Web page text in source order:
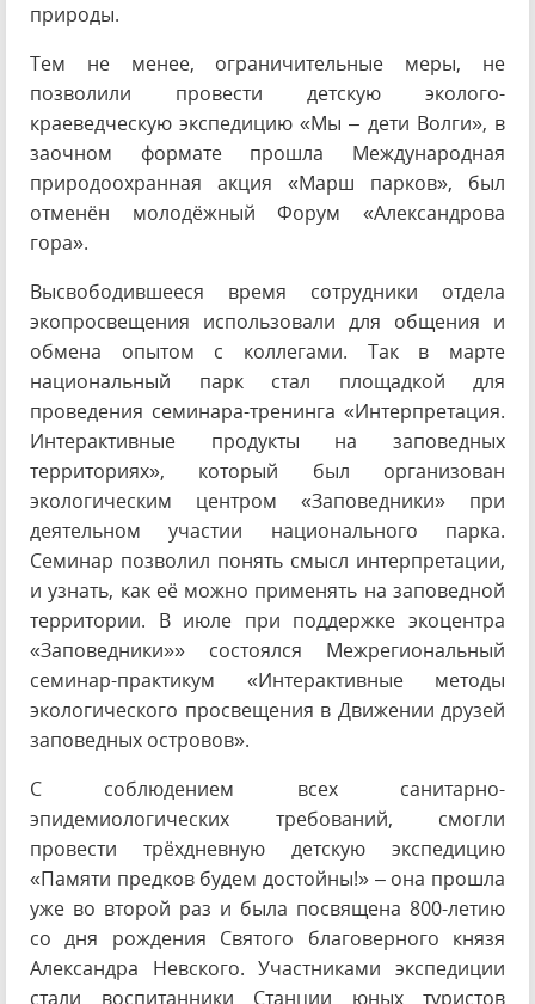
природы.
Тем не менее, ограничительные меры, не
позволили провести детскую эколого-
краеведческую экспедицию «Мы – дети Волги», в
заочном формате прошла Международная
природоохранная акция «Марш парков», был
отменён молодёжный Форум «Александрова
гора».
Высвободившееся время сотрудники отдела
экопросвещения использовали для общения и
обмена опытом с коллегами. Так в марте
национальный парк стал площадкой для
проведения семинара-тренинга «Интерпретация.
Интерактивные продукты на заповедных
территориях», который был организован
экологическим центром «Заповедники» при
деятельном участии национального парка.
Семинар позволил понять смысл интерпретации,
и узнать, как её можно применять на заповедной
территории. В июле при поддержке экоцентра
«Заповедники»» состоялся Межрегиональный
семинар-практикум «Интерактивные методы
экологического просвещения в Движении друзей
заповедных островов».
С соблюдением всех санитарно-
эпидемиологических требований, смогли
провести трёхдневную детскую экспедицию
«Памяти предков будем достойны!» – она прошла
уже во второй раз и была посвящена 800-летию
со дня рождения Святого благоверного князя
Александра Невского. Участниками экспедиции
стали воспитанники Станции юных туристов